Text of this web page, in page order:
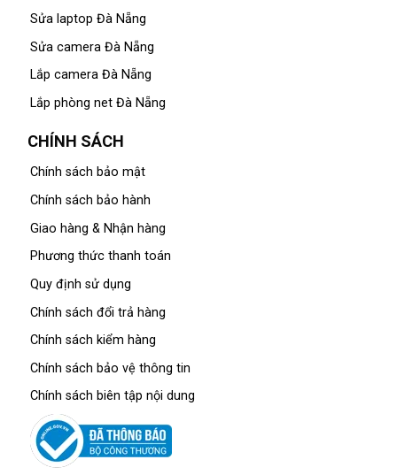
Sửa laptop Đà Nẵng
Sửa camera Đà Nẵng
Lắp camera Đà Nẵng
Lắp phòng net Đà Nẵng
CHÍNH SÁCH
Chính sách bảo mật
Chính sách bảo hành
Giao hàng & Nhận hàng
Phương thức thanh toán
Quy định sử dụng
Chính sách đổi trả hàng
Chính sách kiểm hàng
Chính sách bảo vệ thông tin
Chính sách biên tập nội dung